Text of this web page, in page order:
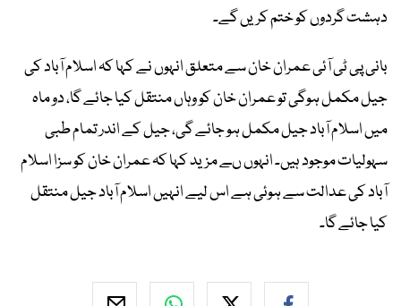
دہشت گردوں کو ختم کریں گے۔
بانی پی ٹی آئی عمران خان سے متعلق انہوں نے کہا کہ اسلام آباد کی
جیل مکمل ہوگی تو عمران خان کو وہاں منتقل کیا جائے گا، دو ماہ
میں اسلام آباد جیل مکمل ہو جائے گی، جیل کے اندر تمام طبی
سہولیات موجود ہیں۔ انہوں ںے مزید کہا کہ عمران خان کو سزا اسلام
آباد کی عدالت سے ہوئی ہے اس لیے انہیں اسلام آباد جیل منتقل
کیا جائے گا۔